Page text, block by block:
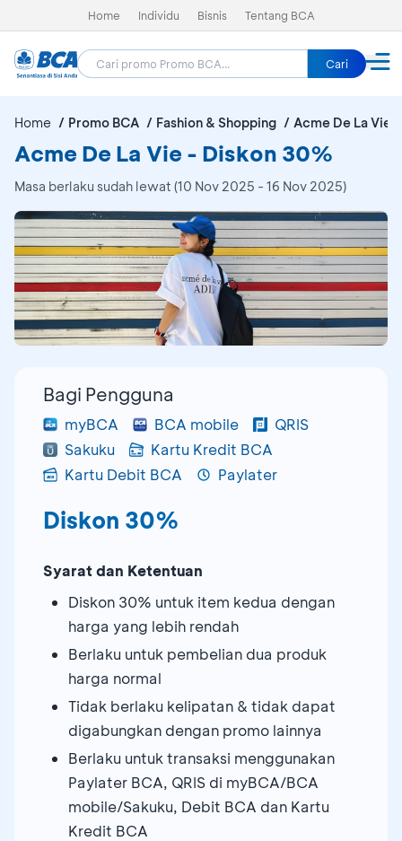
Home Individu Bisnis Tentang BCA
Cari
Home Promo BCA Fashion & Shopping Acme De La Vie
Acme De La Vie - Diskon 30%
Masa berlaku sudah lewat (10 Nov 2025 - 16 Nov 2025)
Bagi Pengguna
myBCA BCA mobile
QRIS
Sakuku
Kartu Kredit BCA
Kartu Debit BCA
Paylater
Diskon 30%
Syarat dan Ketentuan
Diskon 30% untuk item kedua dengan
harga yang lebih rendah
Berlaku untuk pembelian dua produk
harga normal
Tidak berlaku kelipatan & tidak dapat
digabungkan dengan promo lainnya
Berlaku untuk transaksi menggunakan
Paylater BCA, QRIS di myBCA/BCA
mobile/Sakuku, Debit BCA dan Kartu
Kredit BCA